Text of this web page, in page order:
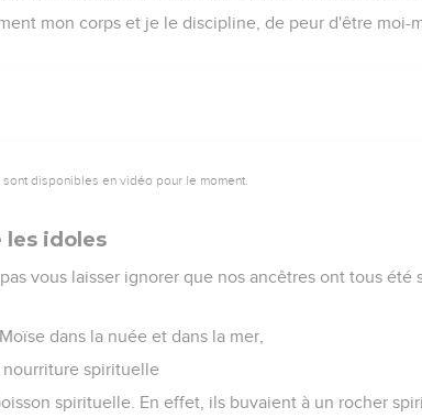
mon corps et je le discipline, de peur d'être moi-
disponibles en vidéo pour le moment.
les idoles
vous laisser ignorer que nos ancêtres ont tous été
dans la nuée et dans la mer,
nourriture spirituelle
spirituelle. En effet, ils buvaient à un rocher